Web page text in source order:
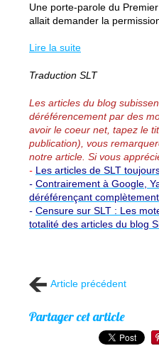
Une porte-parole du
allait demander la
Lire la suite
Traduction SLT
Les articles du blog
déréférencement par des
avoir le coeur net, tapez le
publication), vous
notre article. Si vous
- Les articles de SLT
- Contrairement à Google,
déréférençant
- Censure sur SLT : Les
totalité des articles du blog
Article précédent
Partager cet article